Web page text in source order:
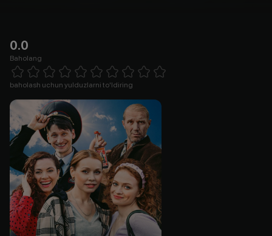
0.0
Baholang
1 Star 2 Stars 3 Stars 4 Stars5 Stars 6 Stars7 Stars8 Stars
baholash uchun yulduzlarni to'ldiring